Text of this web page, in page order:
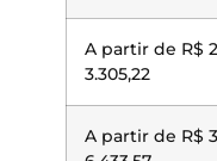
A partir de R$
3.305,22
A partir de R$